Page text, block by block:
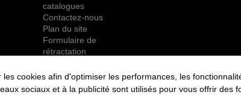
catalogues
Contactez-nous
Plan du site
Formulaire de
rétractation
RETROUVEZ NOUS ÉGALEMENT SUR LES
RÉSEAUX SOCIAUX :
cookies afin d'optimiser les performances, les
sociaux et à la publicité sont utilisés pour vous offrir des